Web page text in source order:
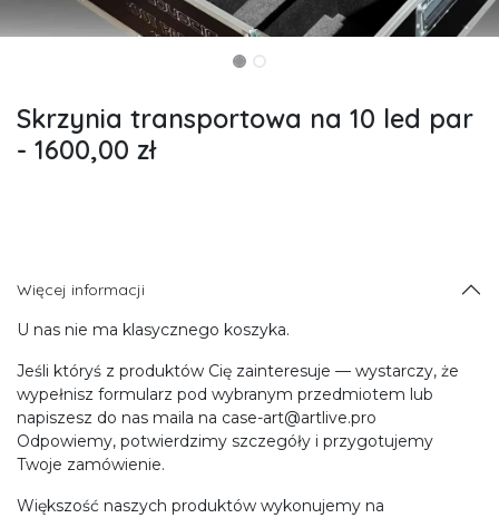
Skrzynia transportowa na 10 led par
- 1600,00 zł
Więcej informacji
U nas nie ma klasycznego koszyka.
Jeśli któryś z produktów Cię zainteresuje — wystarczy, że
wypełnisz formularz pod wybranym przedmiotem lub
napiszesz do nas maila na case-art@artlive.pro
Odpowiemy, potwierdzimy szczegóły i przygotujemy
Twoje zamówienie.
Większość naszych produktów wykonujemy na